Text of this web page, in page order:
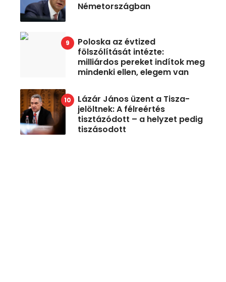
Németországban
Poloska az évtized
fölszólítását intézte:
milliárdos pereket indítok meg
mindenki ellen, elegem van
Lázár János üzent a Tisza-
jelöltnek: A félreértés
tisztázódott – a helyzet pedig
tiszásodott